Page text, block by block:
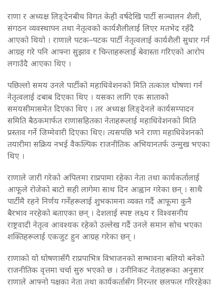
राणा र अध्यक्ष लिङ्देनबीच विगत केही वर्षदेखि पार्टी सञ्चालन शैली,
संगठन व्यवस्थापन तथा नेतृत्वको कार्यशैलीलाई लिएर मतभेद रहँदै
आएको थियो । राणाले पटक–पटक पार्टी नेतृत्वलाई कार्यशैली सुधार गर्न
आग्रह गरे पनि आफ्ना सुझाव र चिन्ताहरूलाई बेवास्ता गरिएको आरोप
लगाउँदै आएका थिए ।
पछिल्लो समय उनले पार्टीको महाधिवेशनको मिति तत्काल घोषणा गर्न
नेतृत्वलाई दबाब दिएका थिए । यसका लागि एक साताको
समयसीमासमेत दिएका थिए । तर अध्यक्ष लिङ्देनले कार्यसम्पादन
समिति बैठकमार्फत राणासहितका नेताहरूलाई महाधिवेशनको मिति
प्रस्ताव गर्ने जिम्मेवारी दिएका थिए। त्यसपछि भने राणा महाधिवेशनको
तयारीमा सक्रिय नभई वैकल्पिक राजनीतिक अभियानतर्फ उन्मुख भएका
थिए ।
राणाले जारी गरेको अपिलमा राप्रपामा रहेका नेता तथा कार्यकर्तालाई
आफूले रोजेको बाटो सही लागेमा साथ दिन आह्वान गरेका छन् । साथै
पार्टीमै रहने निर्णय गर्नेहरूलाई शुभकामना व्यक्त गर्दै आफूमा कुनै
बैरभाव नरहेको बताएका छन् । देशलाई स्पष्ट लक्ष्य र विश्वसनीय
राष्ट्रवादी नेतृत्व आवश्यक रहेको उल्लेख गर्दै उनले समान सोच भएका
शक्तिहरूलाई एकजुट हुन आग्रह गरेका छन् ।
राणाको यो घोषणासँगै राप्रपाभित्र विभाजनको सम्भावना बलियो बनेको
राजनीतिक वृत्तमा चर्चा सुरु भएको छ । उनीनिकट नेताहरूका अनुसार
राणाले आफ्नो पक्षका नेता तथा कार्यकर्तासँग निरन्तर छलफल गरिरहेका